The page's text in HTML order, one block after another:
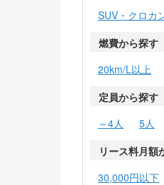
SUV・クロカ
燃費から探す
20km/L以上
定員から探す
～4人
5人
リース料月額
30,000円以下